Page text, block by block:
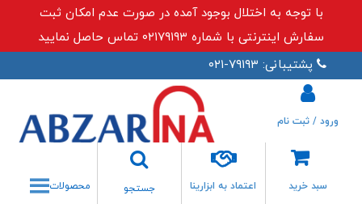
با توجه به اختلال بوجود آمده در صورت عدم امکان ثبت
سفارش اینترنتی با شماره ۰۲۱۷۹۱۹۳ تماس حاصل نمایید
پشتیبانی: ۷۹۱۹۳-۰۲۱
سبد خرید اعتماد به ابزارینا
جستجو
جستجو
ورود / ثبت نام
محصولات